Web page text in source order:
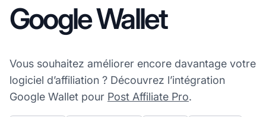
Google Wallet
Vous souhaitez améliorer encore davantage votre
logiciel d’affiliation ? Découvrez l’intégration
Google Wallet pour Post Affiliate Pro.